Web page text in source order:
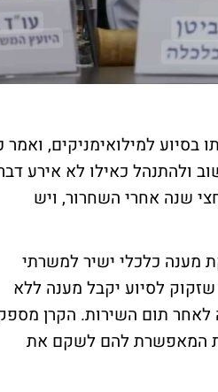
למילואימניקים, ואמר
ולהתנהל כאילו לא אירע
שנה אחרי השחרור, ויש
מענה כלכלי ישיר למשרתי
לסיוע יקבל מענה ללא
לאחר תום השירות. הקרן
המאפשרת להם לשקם את